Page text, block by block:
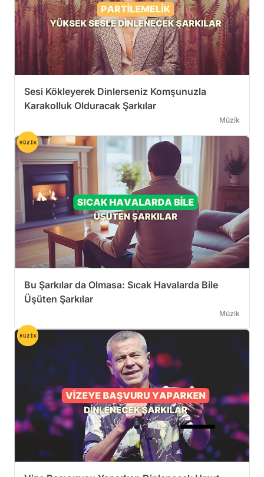
Sesi Kökleyerek Dinlerseniz Komşunuzla
Karakolluk Olduracak Şarkılar
Müzik
Bu Şarkılar da Olmasa: Sıcak Havalarda Bile
Üşüten Şarkılar
Müzik